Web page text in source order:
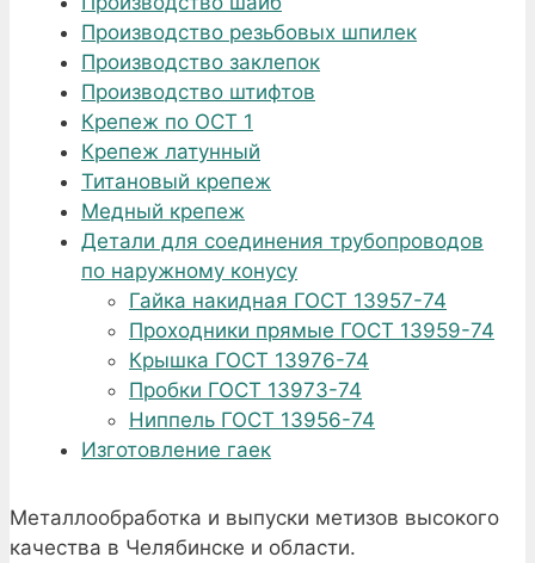
Производство резьбовых шпилек
Производство заклепок
Производство штифтов
Крепеж по ОСТ 1
Крепеж латунный
Титановый крепеж
Медный крепеж
Детали для соединения трубопроводов
по наружному конусу
Гайка накидная ГОСТ 13957-74
Проходники прямые ГОСТ 13959-74
Крышка ГОСТ 13976-74
Пробки ГОСТ 13973-74
Ниппель ГОСТ 13956-74
Изготовление гаек
Металлообработка и выпуски метизов высокого
качества в Челябинске и области.